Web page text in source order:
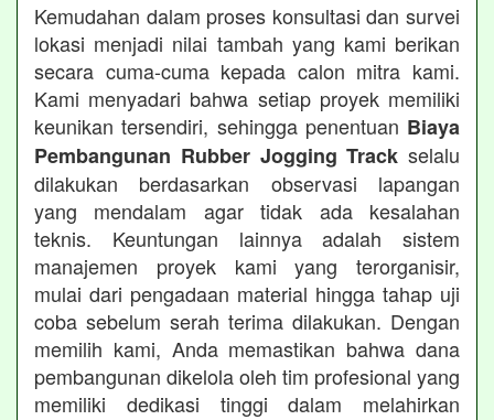
Kemudahan dalam proses konsultasi dan survei
lokasi menjadi nilai tambah yang kami berikan
secara cuma-cuma kepada calon mitra kami.
Kami menyadari bahwa setiap proyek memiliki
keunikan tersendiri, sehingga penentuan Biaya
Pembangunan Rubber Jogging Track selalu
dilakukan berdasarkan observasi lapangan
yang mendalam agar tidak ada kesalahan
teknis. Keuntungan lainnya adalah sistem
manajemen proyek kami yang terorganisir,
mulai dari pengadaan material hingga tahap uji
coba sebelum serah terima dilakukan. Dengan
memilih kami, Anda memastikan bahwa dana
pembangunan dikelola oleh tim profesional yang
memiliki dedikasi tinggi dalam melahirkan